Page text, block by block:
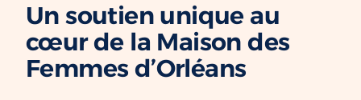
Un soutien unique au
cœur de la Maison des
Femmes d’Orléans